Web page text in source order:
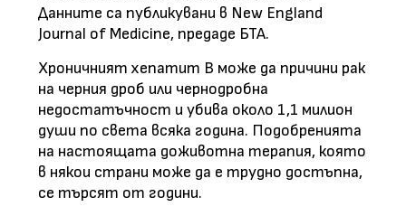
Данните са публикувани в New England
Journal of Medicine, предаде БТА.
Хроничният хепатит B може да причини рак
на черния дроб или чернодробна
недостатъчност и убива около 1,1 милион
души по света всяка година. Подобренията
на настоящата доживотна терапия, която
в някои страни може да е трудно достъпна,
се търсят от години.